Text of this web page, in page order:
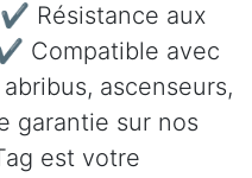
Résistance aux
Compatible avec
ascenseurs,
garantie sur nos
est votre